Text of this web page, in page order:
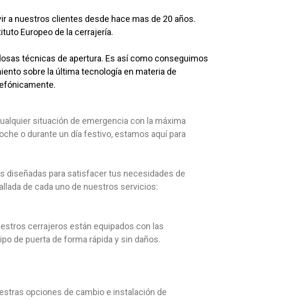
a nuestros clientes desde hace mas de 20 años.
Europeo de la cerrajería.
técnicas de apertura. Es así como conseguimos
sobre la última tecnología en materia de
situación de emergencia con la máxima
o durante un día festivo, estamos aquí para
diseñadas para satisfacer tus necesidades de
de cada uno de nuestros servicios:
cerrajeros están equipados con las
de puerta de forma rápida y sin daños.
opciones de cambio e instalación de